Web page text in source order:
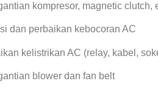
kompresor, magnetic clutch,
dan perbaikan kebocoran AC
kelistrikan AC (relay, kabel,
blower dan fan belt